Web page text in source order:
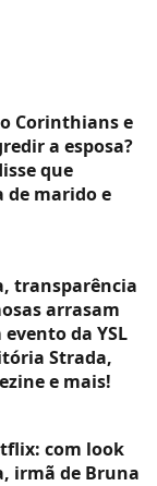
Corinthians e
a esposa?
que
marido e
transparência
arrasam
da YSL
Strada,
e mais!
com look
irmã de Bruna